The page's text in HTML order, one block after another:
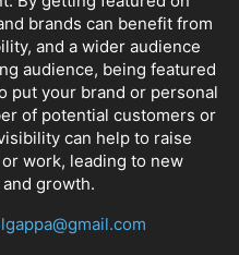
brands can benefit from
and a wider audience
audience, being featured
put your brand or personal
of potential customers or
can help to raise
work, leading to new
growth.